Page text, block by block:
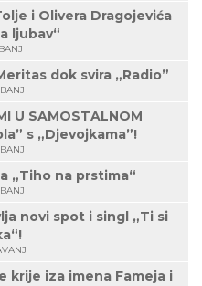
i Olivera Dragojevića
ljubav“
dok svira „Radio”
U SAMOSTALNOM
s „Djevojkama”!
„Tiho na prstima“
novi spot i singl „Ti si
krije iza imena Fameja i